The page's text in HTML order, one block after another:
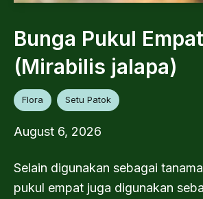
Bunga Pukul Empat
(Mirabilis jalapa)
Flora Setu Patok
August 6, 2026
Selain digunakan sebagai
pukul empat juga digunakan